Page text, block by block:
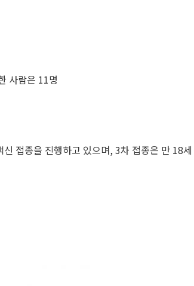
사람은 11명
접종을 진행하고 있으며, 3차 접종은 만 18세